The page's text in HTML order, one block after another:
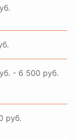
- 6 500 руб.
руб.